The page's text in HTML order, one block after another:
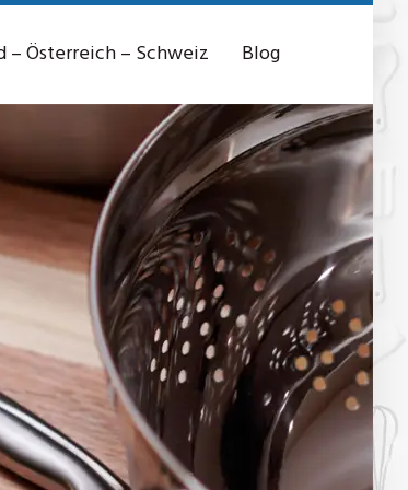
– Österreich – Schweiz Blog